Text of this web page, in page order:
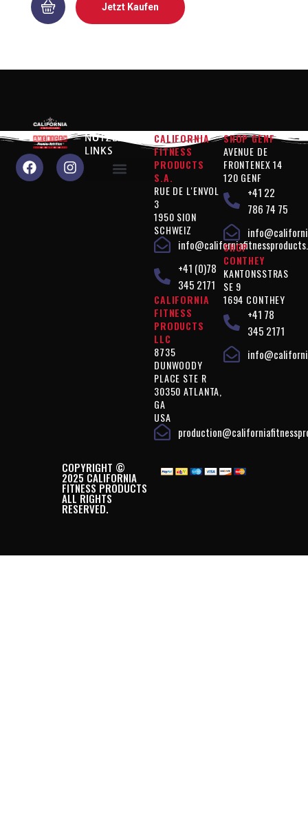
Jetzt Kaufen
NÜTZLICHE
LINKS
CALIFORNIA
FITNESS
PRODUCTS
S.A.
RUE DE L'ENVOL
3
1950 SION
SCHWEIZ
+41 (0)78
345 2171
CALIFORNIA
FITNESS
PRODUCTS
LLC
8735
DUNWOODY
PLACE STE R
30350 ATLANTA,
GA
USA
SHOP GENF
AVENUE DE
FRONTENEX 14
120 GENF
+41 22
786 74 75
SHOP
CONTHEY
KANTONSSTRAS
SE 9
1694 CONTHEY
+41 78
345 2171
COPYRIGHT ©
2025 CALIFORNIA
FITNESS PRODUCTS
ALL RIGHTS
RESERVED.